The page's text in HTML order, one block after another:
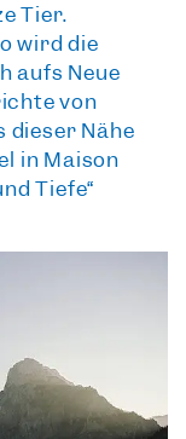
Tier.
wird die
aufs Neue
von
dieser Nähe
in Maison
Tiefe“